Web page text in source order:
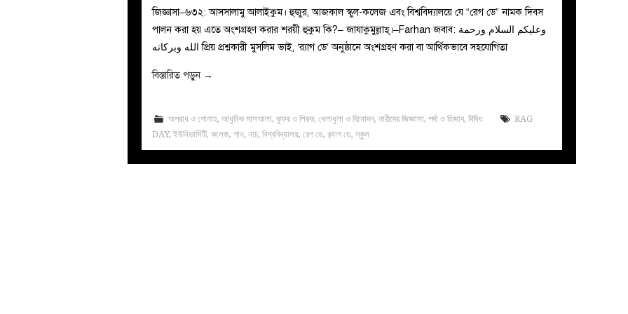
জিজ্ঞাসা–৬৩২: আসসালামু আলাইকুম। হুজুর, আজকাল স্কুল-কলেজ এবং বিশ্ববিদ্যালয়ে যে “রেগ ডে” নামক দিবস
পালন করা হয় এতে অংশগ্রহণ করার শরয়ী হুকুম কি?– জাযাকুমুল্লাহ্।–Farhan জবাব: وعليكم السلام ورحمة
الله وبركاته প্রিয় প্রশ্নকারী মুসলিম ভাই, ‘র‌্যাগ ডে’ অনুষ্ঠানে অংশগ্রহণ করা বা আর্থিকভাবে সহযোগিতা
বিস্তারিত পড়ুন →
অপরাধ ও গোনাহ,আধুনিক মাসআলা,কুফর ও শিরক,খেলাধুলা ও বিনোদন,নারীদের জিজ্ঞাসা,পর্দা ও হিজাব,বিবিধ
RAG
DAY, ইউনিভার্সিটি, কলেজ, গান, নাচ, বিশ্ববিদ্যালয়, রেগ ডে, র‌্যাগ ডে, স্কুল